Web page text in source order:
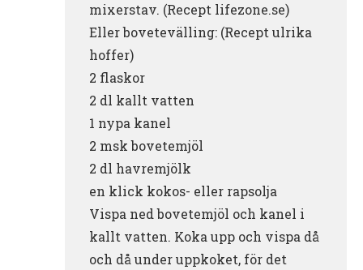
mixerstav. (Recept lifezone.se)
Eller bovetevälling: (Recept ulrika
hoffer)
2 flaskor
2 dl kallt vatten
1 nypa kanel
2 msk bovetemjöl
2 dl havremjölk
en klick kokos- eller rapsolja
Vispa ned bovetemjöl och kanel i
kallt vatten. Koka upp och vispa då
och då under uppkoket, för det